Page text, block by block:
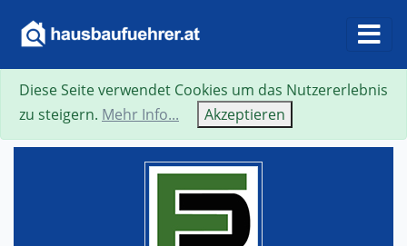
Suche Neue Suche Zurück
Diese Seite verwendet Cookies um das Nutzererlebnis
zu steigern. Mehr Info... Akzeptieren